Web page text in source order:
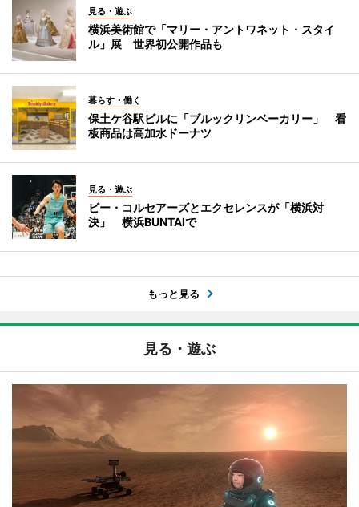
見る・遊ぶ
横浜美術館で「マリー・アントワネット・スタイ
ル」展 世界初公開作品も
暮らす・働く
保土ケ谷駅ビルに「ブルックリンベーカリー」 看
板商品は高加水ドーナツ
見る・遊ぶ
ビー・コルセアーズとエクセレンスが「横浜対
決」 横浜BUNTAIで
もっと見る
見る・遊ぶ